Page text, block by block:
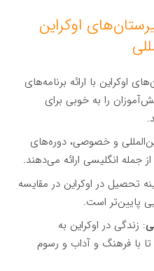
اوکراین
اوکراین با ارائه برنامه‌های
را به خوبی برای
و خصوصی، دوره‌های
جمله انگلیسی ارائه می‌دهند.
تحصیل در اوکراین در مقایسه
پایین‌تر است.
: زندگی در اوکراین به
با فرهنگ و آداب و رسوم